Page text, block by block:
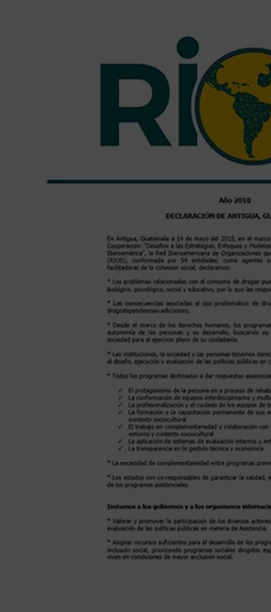
RIOD,